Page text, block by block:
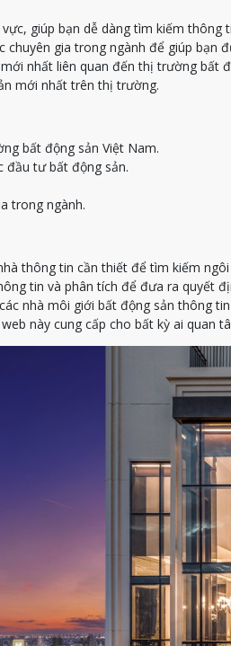
giúp bạn dễ dàng tìm kiếm thông
chuyên gia trong ngành để giúp bạn
nhất liên quan đến thị trường bất
mới nhất trên thị trường.
bất động sản Việt Nam.
đầu tư bất động sản.
trong ngành.
thông tin cần thiết để tìm kiếm
tin và phân tích để đưa ra quyết
nhà môi giới bất động sản thông
này cung cấp cho bất kỳ ai quan